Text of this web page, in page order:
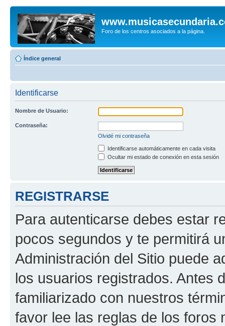
Foro de los centros asociados a la página.
Índice general
Identificarse
Nombre de Usuario:
Contraseña:
Olvidé mi contraseña
Identificarse automáticamente en cada visita
Ocultar mi estado de conexión en esta sesión
REGISTRARSE
Para autenticarse debes estar
pocos segundos y te permitirá
Administración del Sitio puede
los usuarios registrados. Antes
familiarizado con nuestros
favor lee las reglas de los foros